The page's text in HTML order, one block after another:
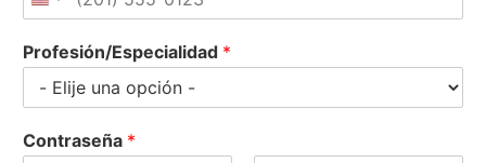
Profesión/Especialidad *
Contraseña *